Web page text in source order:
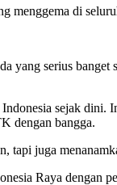
menggema di
yang serius
sejak
dengan bangga.
juga
Raya dengan